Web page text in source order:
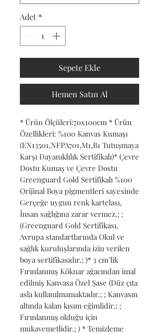
Adet *
Sepete Ekle
Hemen Satın Al
* Ürün Ölçüleri:70x100cm * Ürün
Özellikleri: %100 Kanvas Kumaşı
(EN13501,NFPA701,M1,B1 Tutuşmaya
Karşı Dayanıklılık Sertifikalı)* Çevre
Dostu Kumaş ve Çevre Dostu
Greenguard Gold Sertifikalı %100
Orijinal Boya pigmentleri sayesinde
Gerçeğe uygun renk kartelası,
İnsan sağlığına zarar vermez.; ;
(Greenguard Gold Sertifikası,
Avrupa standartlarında Okul ve
sağlık kuruluşlarında izin verilen
boya sertifikasıdır.; )* 3 cm’lik
Fırınlanmış Köknar ağacından imal
edilmiş Kanvasa Özel Şase (Düz çıta
asla kullanılmamaktadır.; ; Kanvasın
altında kalan kısım eğimlidir.; ;
Fırınlanmış olduğu için
mukavemetlidir.; ) * Temizleme